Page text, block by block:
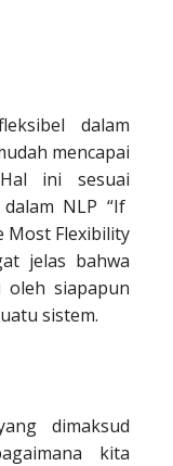
dalam
mencapai
ini sesuai
NLP “If
Most Flexibility
jelas bahwa
siapapun
sistem.
dimaksud
kita